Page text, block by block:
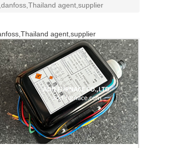
agent,supplier
agent,supplier